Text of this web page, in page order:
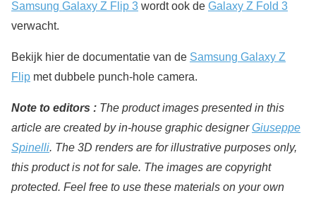
Samsung Galaxy Z Flip 3 wordt ook de Galaxy Z Fold 3
verwacht.
Bekijk hier de documentatie van de Samsung Galaxy Z
Flip met dubbele punch-hole camera.
Note to editors : The product images presented in this
article are created by in-house graphic designerGiuseppe
Spinelli. The 3D renders are for illustrative purposes only,
this product is not for sale. The images are copyright
protected. Feel free to use these materials on your own